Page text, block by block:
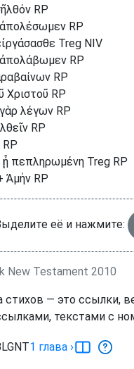
RP
RP
Treg NIV
RP
RP
Χριστοῦ RP
λέγων RP
RP
ᾖ πεπληρωμένη Treg RP
Ἀμήν RP
её и нажмите:
New Testament 2010
стихов — это ссылки,
текстами с
1 глава ›